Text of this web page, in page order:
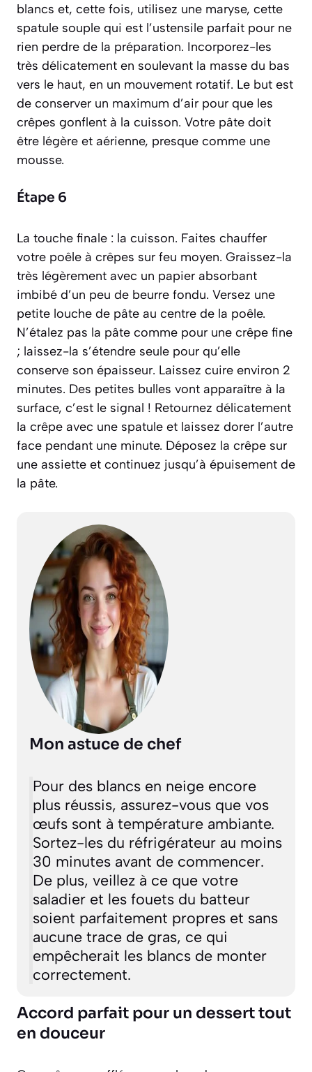
blancs et, cette fois, utilisez une maryse, cette
spatule souple qui est l’ustensile parfait pour ne
rien perdre de la préparation. Incorporez-les
très délicatement en soulevant la masse du bas
vers le haut, en un mouvement rotatif. Le but est
de conserver un maximum d’air pour que les
crêpes gonflent à la cuisson. Votre pâte doit
être légère et aérienne, presque comme une
mousse.
Étape 6
La touche finale : la cuisson. Faites chauffer
votre poêle à crêpes sur feu moyen. Graissez-la
très légèrement avec un papier absorbant
imbibé d’un peu de beurre fondu. Versez une
petite louche de pâte au centre de la poêle.
N’étalez pas la pâte comme pour une crêpe fine
; laissez-la s’étendre seule pour qu’elle
conserve son épaisseur. Laissez cuire environ 2
minutes. Des petites bulles vont apparaître à la
surface, c’est le signal ! Retournez délicatement
la crêpe avec une spatule et laissez dorer l’autre
face pendant une minute. Déposez la crêpe sur
une assiette et continuez jusqu’à épuisement de
la pâte.
Mon astuce de chef
Pour des blancs en neige encore
plus réussis, assurez-vous que vos
œufs sont à température ambiante.
Sortez-les du réfrigérateur au moins
30 minutes avant de commencer.
De plus, veillez à ce que votre
saladier et les fouets du batteur
soient parfaitement propres et sans
aucune trace de gras, ce qui
empêcherait les blancs de monter
correctement.
Accord parfait pour un dessert tout
en douceur